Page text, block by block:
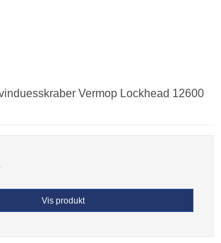
Vermop Lockhead 12600
Vis produkt